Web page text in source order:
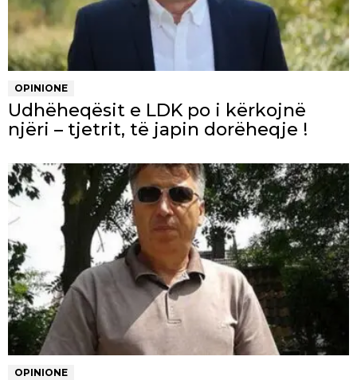
OPINIONE
Udhëheqësit e LDK po i kërkojnë
njëri – tjetrit, të japin dorëheqje !
OPINIONE